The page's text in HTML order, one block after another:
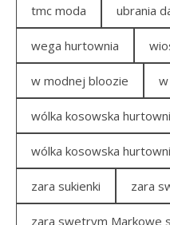
tmc moda ubrania
wega hurtownia
w modnej bloozie w
wólka kosowska
wólka kosowska
zara sukienki zara
zara swetrym Markowe